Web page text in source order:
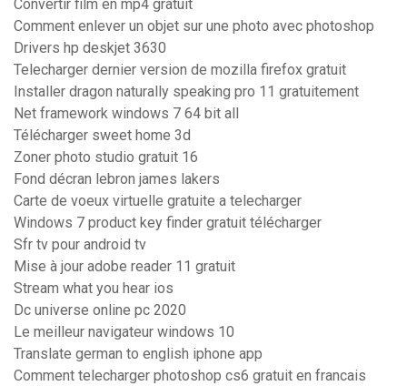
Convertir film en mp4 gratuit
Comment enlever un objet sur une photo avec photoshop
Drivers hp deskjet 3630
Telecharger dernier version de mozilla firefox gratuit
Installer dragon naturally speaking pro 11 gratuitement
Net framework windows 7 64 bit all
Télécharger sweet home 3d
Zoner photo studio gratuit 16
Fond décran lebron james lakers
Carte de voeux virtuelle gratuite a telecharger
Windows 7 product key finder gratuit télécharger
Sfr tv pour android tv
Mise à jour adobe reader 11 gratuit
Stream what you hear ios
Dc universe online pc 2020
Le meilleur navigateur windows 10
Translate german to english iphone app
Comment telecharger photoshop cs6 gratuit en francais